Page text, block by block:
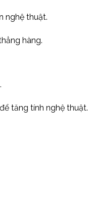
nghệ thuật.
hàng.
tăng tính nghệ thuật.